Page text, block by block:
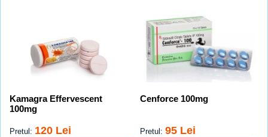
Kamagra Effervescent
100mg
Pretul: 120 Lei
Cenforce 100mg
Pretul: 95 Lei